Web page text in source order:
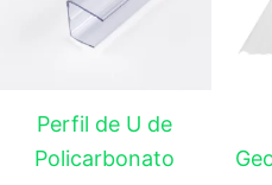
Perfil de U de
Policarbonato